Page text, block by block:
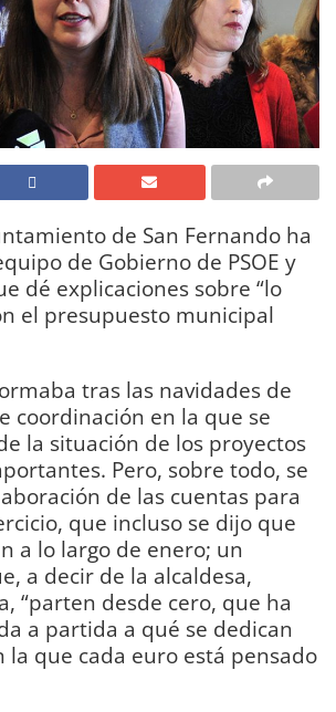
de San Fernando ha
de Gobierno de PSOE y
dé explicaciones sobre “lo
el presupuesto municipal
tras las navidades de
coordinación en la que se
la situación de los proyectos
Pero, sobre todo, se
de las cuentas para
que incluso se dijo que
a lo largo de enero; un
a decir de la alcaldesa,
“parten desde cero, que ha
a partida a qué se dedican
la que cada euro está pensado